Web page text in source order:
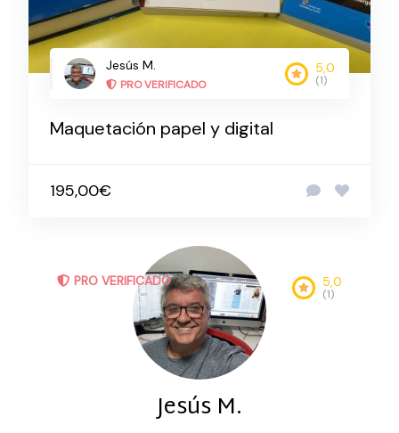
PRO VERIFICADO
Jesús M.
5,0
(1)
Jesús M.
PRO VERIFICADO
5,0
(1)
Maquetación papel y digital
195,00€